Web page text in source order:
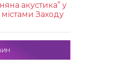
акустика” у
Заходу